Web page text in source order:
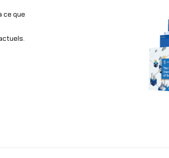
ce que